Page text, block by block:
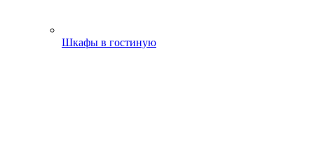
Шкафы в гостиную